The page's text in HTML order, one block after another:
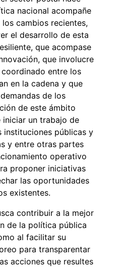
nacional acompañe
cambios recientes,
el desarrollo de esta
que acompase
que involucre
entre los
en la cadena y que
de los
de este ámbito
iniciar un trabajo de
instituciones públicas y
y entre otras partes
operativo
proponer iniciativas
las oportunidades
existentes.
contribuir a la mejor
de la política pública
al facilitar su
para transparentar
acciones que resultes